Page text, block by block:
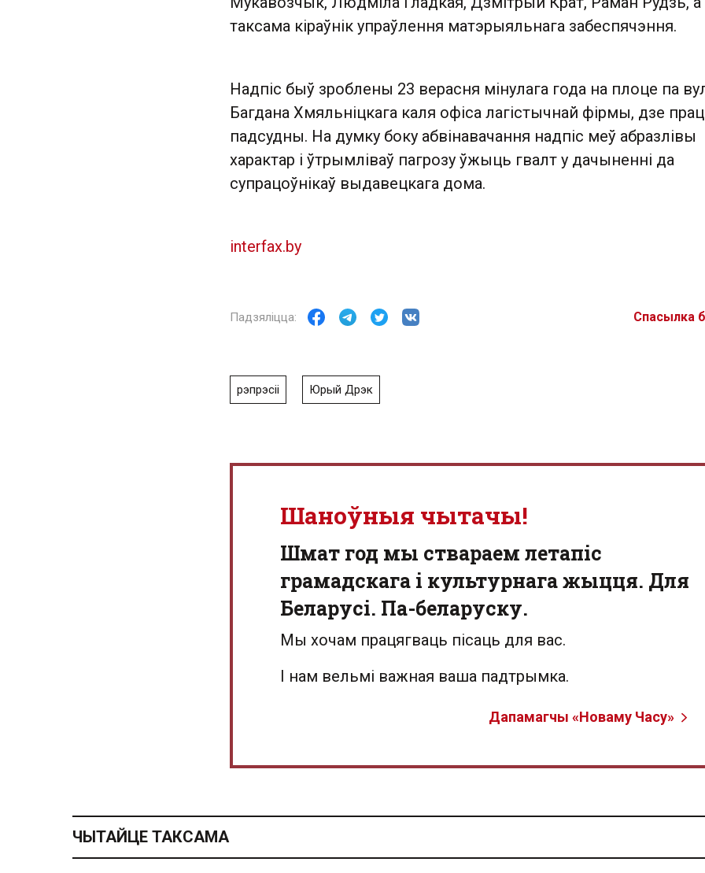
таксама кіраўнік упраўлення матэрыяльнага забеспячэння.
Надпіс быў зроблены 23 верасня мінулага года на плоце па
Багдана Хмяльніцкага каля офіса лагістычнай фірмы, дзе
падсудны. На думку боку абвінавачання надпіс меў абразлівы
характар ​​і ўтрымліваў пагрозу ўжыць гвалт у дачыненні да
супрацоўнікаў выдавецкага дома.
interfax.by
Спасылка
рэпрэсіі Юрый Дрэк
Шаноўныя чытачы!
Шмат год мы ствараем летапіс
грамадскага і культурнага жыцця. Для
Беларусі. Па-беларуску.
Мы хочам працягваць пісаць для вас.
І нам вельмі важная ваша падтрымка.
Дапамагчы «Новаму Часу»
ЧЫТАЙЦЕ ТАКСАМА